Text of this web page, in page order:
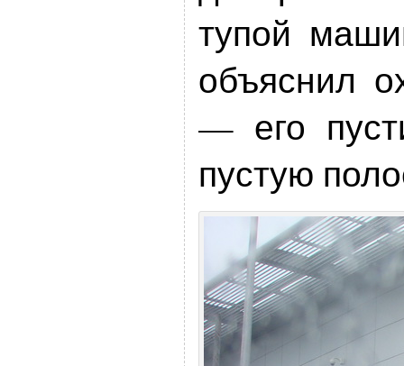
тупой
объяснил
— его
пустую